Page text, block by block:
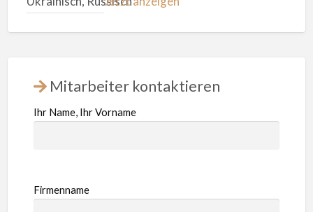
Mitarbeiter kontaktieren
Ihr Name, Ihr Vorname
Firmenname